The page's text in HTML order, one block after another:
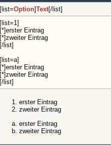
[list=Option]Text[/list]
[list=1]
[*]erster Eintrag
[*]zweiter Eintrag
[/list]
[list=a]
[*]erster Eintrag
[*]zweiter Eintrag
[/list]
erster Eintrag
zweiter Eintrag
erster Eintrag
zweiter Eintrag